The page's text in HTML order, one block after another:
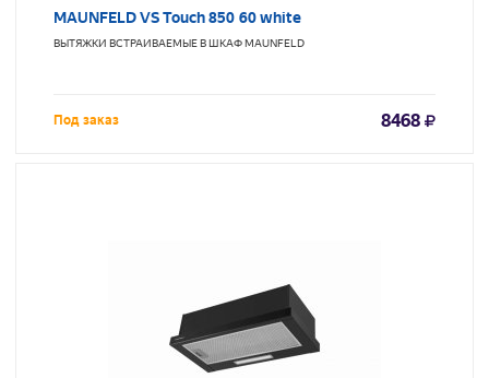
MAUNFELD VS Touch 850 60 white
ВЫТЯЖКИ ВСТРАИВАЕМЫЕ В ШКАФMAUNFELD
Под заказ 8468